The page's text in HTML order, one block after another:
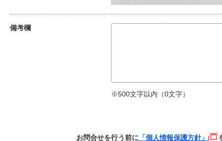
備考欄
※500文字以内（0文字）
お問合せを行う前に「個人情報保護方針」